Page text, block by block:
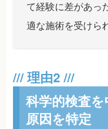
て経験に差があっ
適な施術を受けら
科学的検査
原因を特定